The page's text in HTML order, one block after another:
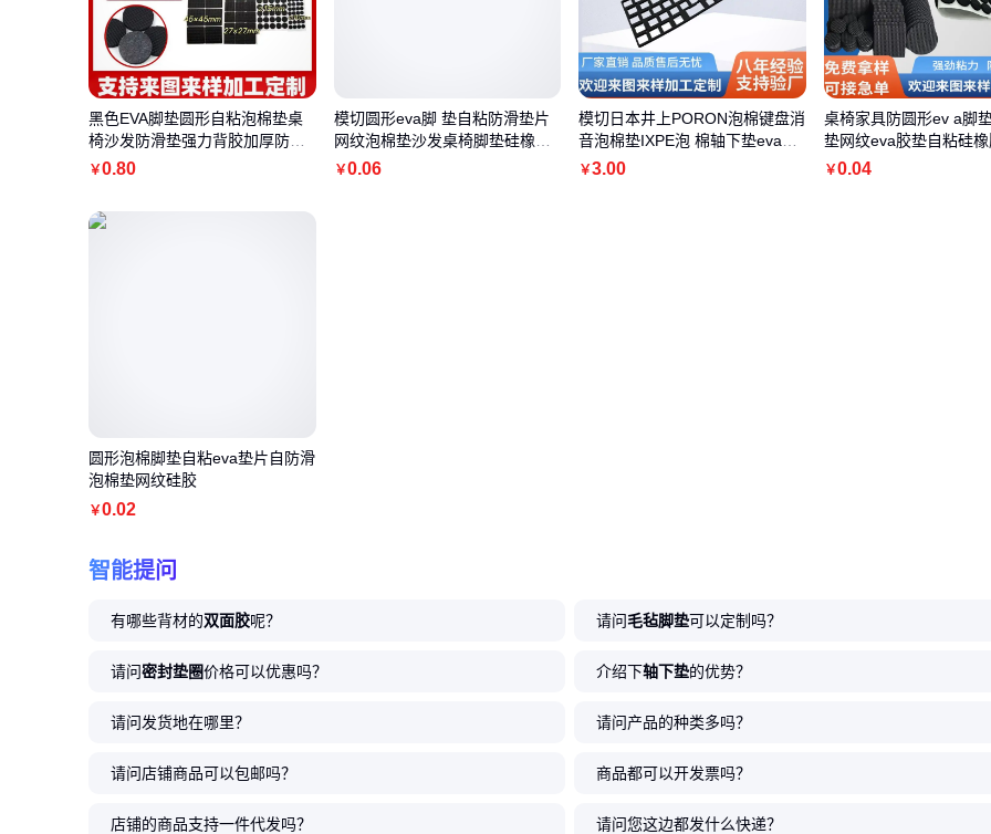
黑色EVA脚垫圆形自粘泡棉垫桌
椅沙发防滑垫强力背胶加厚防滑
垫片
￥0.80
模切圆形eva脚 垫自粘防滑垫片
网纹泡棉垫沙发桌椅脚垫硅橡胶
垫片
￥0.06
模切日本井上PORON泡棉键盘消
音泡棉垫IXPE泡 棉轴下垫eva胶
垫
￥3.00
桌椅家具防圆形ev a脚
垫网纹eva胶垫自粘硅橡
片
￥0.04
圆形泡棉脚垫自粘eva垫片自防滑
泡棉垫网纹硅胶
￥0.02
智能提问
有哪些背材的双面胶呢？ 请问毛毡脚垫可以定制吗？
请问密封垫圈价格可以优惠吗？ 介绍下轴下垫的优势？
请问发货地在哪里？ 请问产品的种类多吗？
请问店铺商品可以包邮吗？ 商品都可以开发票吗？
店铺的商品支持一件代发吗？ 请问您这边都发什么快递？